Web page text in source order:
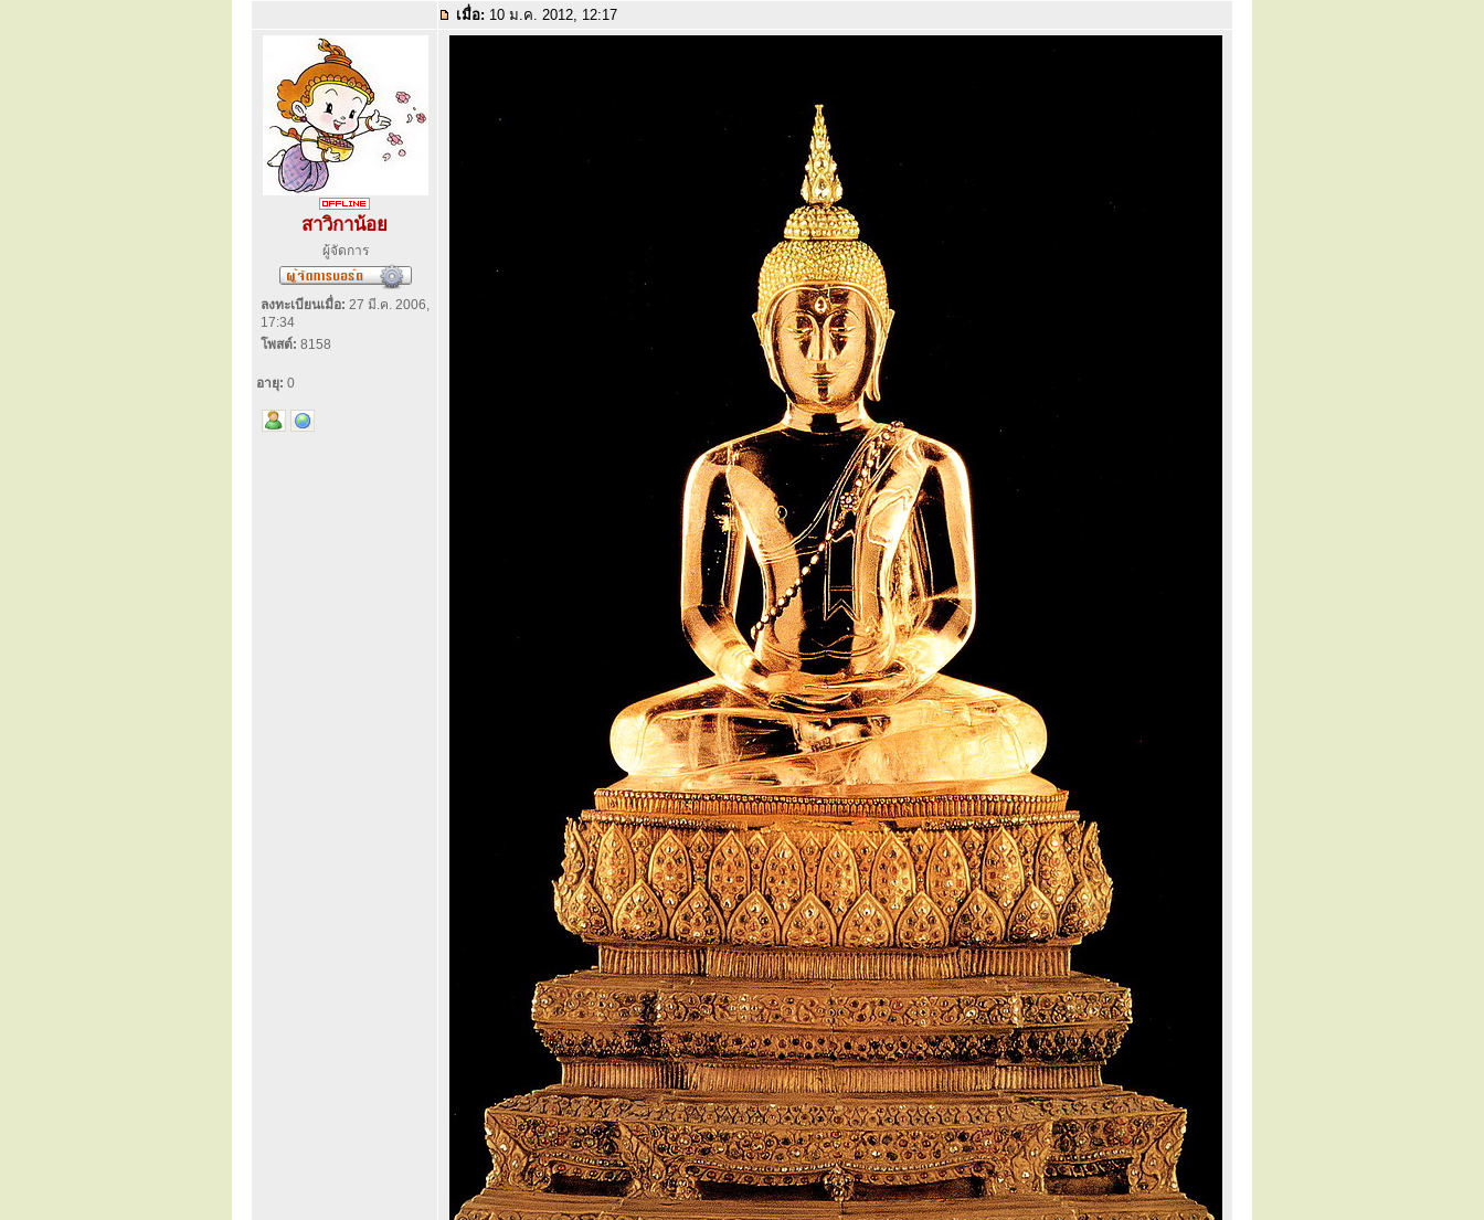
เมื่อ: 10 ม.ค. 2012, 12:17
สาวิกาน้อย
ผู้จัดการ
ลงทะเบียนเมื่อ: 27 มี.ค. 2006,
17:34
โพสต์: 8158
อายุ: 0